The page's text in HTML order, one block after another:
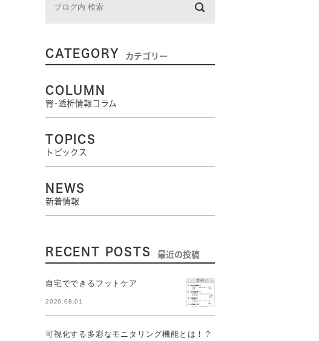
CATEGORY カテゴリー
COLUMN
腎･透析情報コラム
TOPICS
トピックス
NEWS
新着情報
RECENT POSTS 最近の投稿
自宅でできるフットケア
2026.08.01
可視化する多彩なモニタリング機能とは！？